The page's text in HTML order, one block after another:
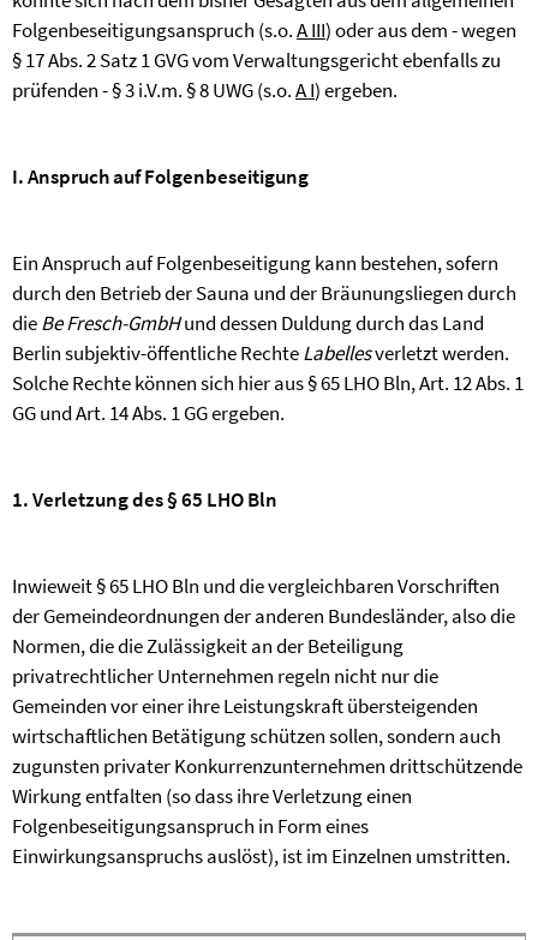
Folgenbeseitigungsanspruch (s.o.A III) oder aus dem - wegen
§ 17 Abs. 2 Satz 1 GVG vom Verwaltungsgericht ebenfalls zu
prüfenden - § 3 i.V.m. § 8 UWG (s.o.A I) ergeben.
I. Anspruch auf Folgenbeseitigung
Ein Anspruch auf Folgenbeseitigung kann bestehen, sofern
durch den Betrieb der Sauna und der Bräunungsliegen durch
dieBe Fresch-GmbHund dessen Duldung durch das Land
Berlin subjektiv-öffentliche RechteLabellesverletzt werden.
Solche Rechte können sich hier aus § 65 LHO Bln, Art. 12 Abs. 1
GG und Art. 14 Abs. 1 GG ergeben.
1. Verletzung des§ 65 LHO Bln
Inwieweit § 65 LHO Bln und die vergleichbaren Vorschriften
der Gemeindeordnungen der anderen Bundesländer, also die
Normen, die die Zulässigkeit an der Beteiligung
privatrechtlicher Unternehmen regeln nicht nur die
Gemeinden vor einer ihre Leistungskraft übersteigenden
wirtschaftlichen Betätigung schützen sollen, sondern auch
zugunsten privater Konkurrenzunternehmen drittschützende
Wirkung entfalten (so dass ihre Verletzung einen
Folgenbeseitigungsanspruch in Form eines
Einwirkungsanspruchs auslöst), ist im Einzelnen umstritten.